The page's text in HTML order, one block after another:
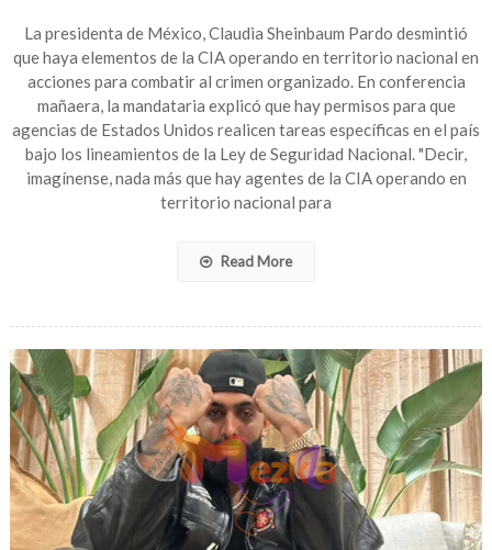
niega
que
CIA
realice
operaciones
en
México
contra
La presidenta de México, Claudia Sheinbaum Pardo desmintió
que haya elementos de la CIA operando en territorio nacional en
acciones para combatir al crimen organizado. En conferencia
mañaera, la mandataria explicó que hay permisos para que
agencias de Estados Unidos realicen tareas específicas en el país
bajo los lineamientos de la Ley de Seguridad Nacional. "Decir,
imagínense, nada más que hay agentes de la CIA operando en
territorio nacional para
Read More